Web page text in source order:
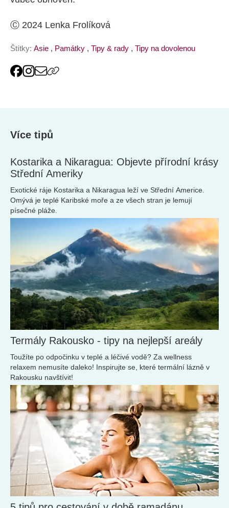
Ⓒ 2024 Lenka Frolíková
Štítky: Asie , Památky , Tipy & rady , Tipy na dovolenou
Více tipů
Kostarika a Nikaragua: Objevte přírodní krásy
Střední Ameriky
Exotické ráje Kostarika a Nikaragua leží ve Střední Americe.
Omývá je teplé Karibské moře a ze všech stran je lemují
písečné pláže.
Termály Rakousko - tipy na nejlepší areály
Toužíte po odpočinku v teplé a léčivé vodě? Za wellness
relaxem nemusíte daleko! Inspirujte se, které termální lázně v
Rakousku navštívit!